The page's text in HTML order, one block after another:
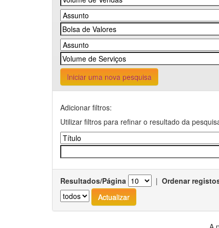
Iniciar uma nova pesquisa
Adicionar filtros:
Utilizar filtros para refinar o resultado da
Resultados/Página | Ordenar